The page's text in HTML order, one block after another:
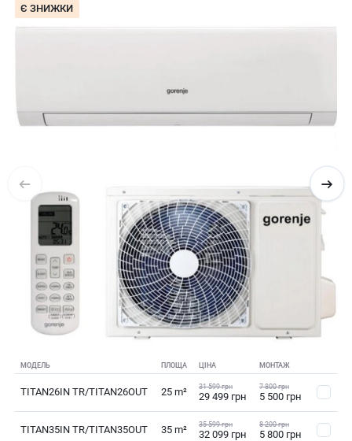
Є ЗНИЖКИ
МОДЕЛЬ ПЛОЩА ЦІНА МОНТАЖ
TITAN26IN TR/TITAN26OUT 25 m² 31 599 грн
29 499 грн
7 800 грн
5 500 грн
TITAN35IN TR/TITAN35OUT 35 m² 35 599 грн
32 099 грн
8 200 грн
5 800 грн